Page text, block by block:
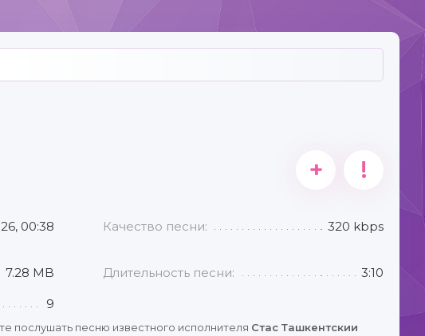
+ !
00:38 Качество песни: 320 kbps
7.28 MB Длительность песни: 3:10
9
послушать песню известного исполнителя Стас Ташкентскии